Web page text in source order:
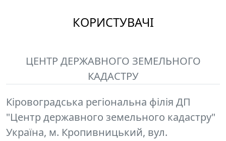
КОРИСТУВАЧІ
ЦЕНТР ДЕРЖАВНОГО ЗЕМЕЛЬНОГО
КАДАСТРУ
Кіровоградська регіональна філія ДП
"Центр державного земельного кадастру"
Україна, м. Кропивницький, вул.